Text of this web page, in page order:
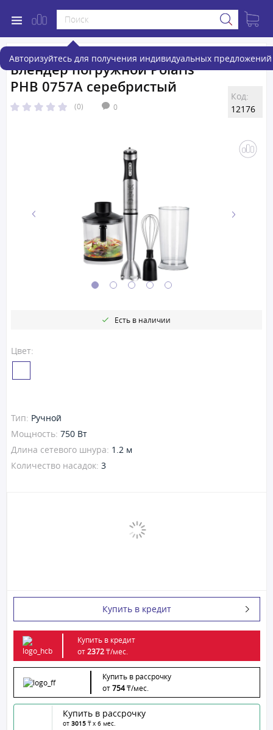
Авторизуйтесь для получения индивидуальных предложений
Блендер погружной Polaris
PHB 0757A серебристый
(0) 0
Код:
12176
Цвет:
Есть в наличии
Тип: Ручной
Мощность: 750 Вт
Длина сетевого шнура: 1.2 м
Количество насадок: 3
Купить в кредит
Купить в кредит
от2372₸/мес.
Купить в рассрочку
от754₸/мес.
Купить в рассрочку
от 3015 ₸ x 6 мес.